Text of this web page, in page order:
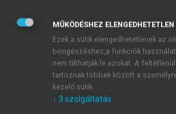
történnek.
A sértett beleegyezése
alakszerűségekhez kötve.
A német gyakorlat szerint
szükséges, hogy a
bűncselekmény puszta eltűrése
nem zárja ki a büntetendőséget. A
MŰKÖDÉSHEZ ELENGEDHETETLEN
Ezek a sütik elengedhetetlenek az
böngészéshez,a funkciók
nem tilthatják le azokat. A
tartoznak többek között a
kezelő sütik.
↓ 3 szolgáltatás